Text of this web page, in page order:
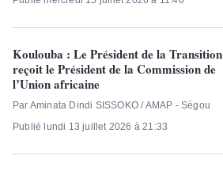
Koulouba : Le Président de la Transition
reçoit le Président de la Commission de
l’Union africaine
Par Aminata Dindi SISSOKO / AMAP - Ségou
Publié lundi 13 juillet 2026 à 21:33